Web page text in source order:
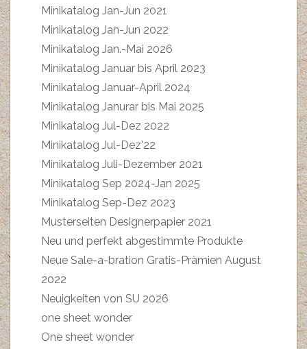
Minikatalog Jan-Jun 2021
Minikatalog Jan-Jun 2022
Minikatalog Jan.-Mai 2026
Minikatalog Januar bis April 2023
Minikatalog Januar-April 2024
Minikatalog Janurar bis Mai 2025
Minikatalog Jul-Dez 2022
Minikatalog Jul-Dez'22
Minikatalog Juli-Dezember 2021
Minikatalog Sep 2024-Jan 2025
Minikatalog Sep-Dez 2023
Musterseiten Designerpapier 2021
Neu und perfekt abgestimmte Produkte
Neue Sale-a-bration Gratis-Prämien August
2022
Neuigkeiten von SU 2026
one sheet wonder
One sheet wonder